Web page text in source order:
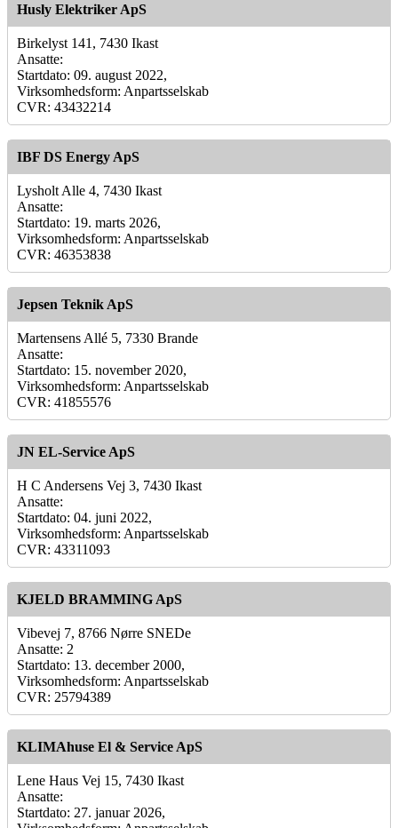
Husly Elektriker ApS
Birkelyst 141, 7430 Ikast
Ansatte:
Startdato: 09. august 2022,
Virksomhedsform: Anpartsselskab
CVR: 43432214
IBF DS Energy ApS
Lysholt Alle 4, 7430 Ikast
Ansatte:
Startdato: 19. marts 2026,
Virksomhedsform: Anpartsselskab
CVR: 46353838
Jepsen Teknik ApS
Martensens Allé 5, 7330 Brande
Ansatte:
Startdato: 15. november 2020,
Virksomhedsform: Anpartsselskab
CVR: 41855576
JN EL-Service ApS
H C Andersens Vej 3, 7430 Ikast
Ansatte:
Startdato: 04. juni 2022,
Virksomhedsform: Anpartsselskab
CVR: 43311093
KJELD BRAMMING ApS
Vibevej 7, 8766 Nørre SNEDe
Ansatte: 2
Startdato: 13. december 2000,
Virksomhedsform: Anpartsselskab
CVR: 25794389
KLIMAhuse El & Service ApS
Lene Haus Vej 15, 7430 Ikast
Ansatte:
Startdato: 27. januar 2026,